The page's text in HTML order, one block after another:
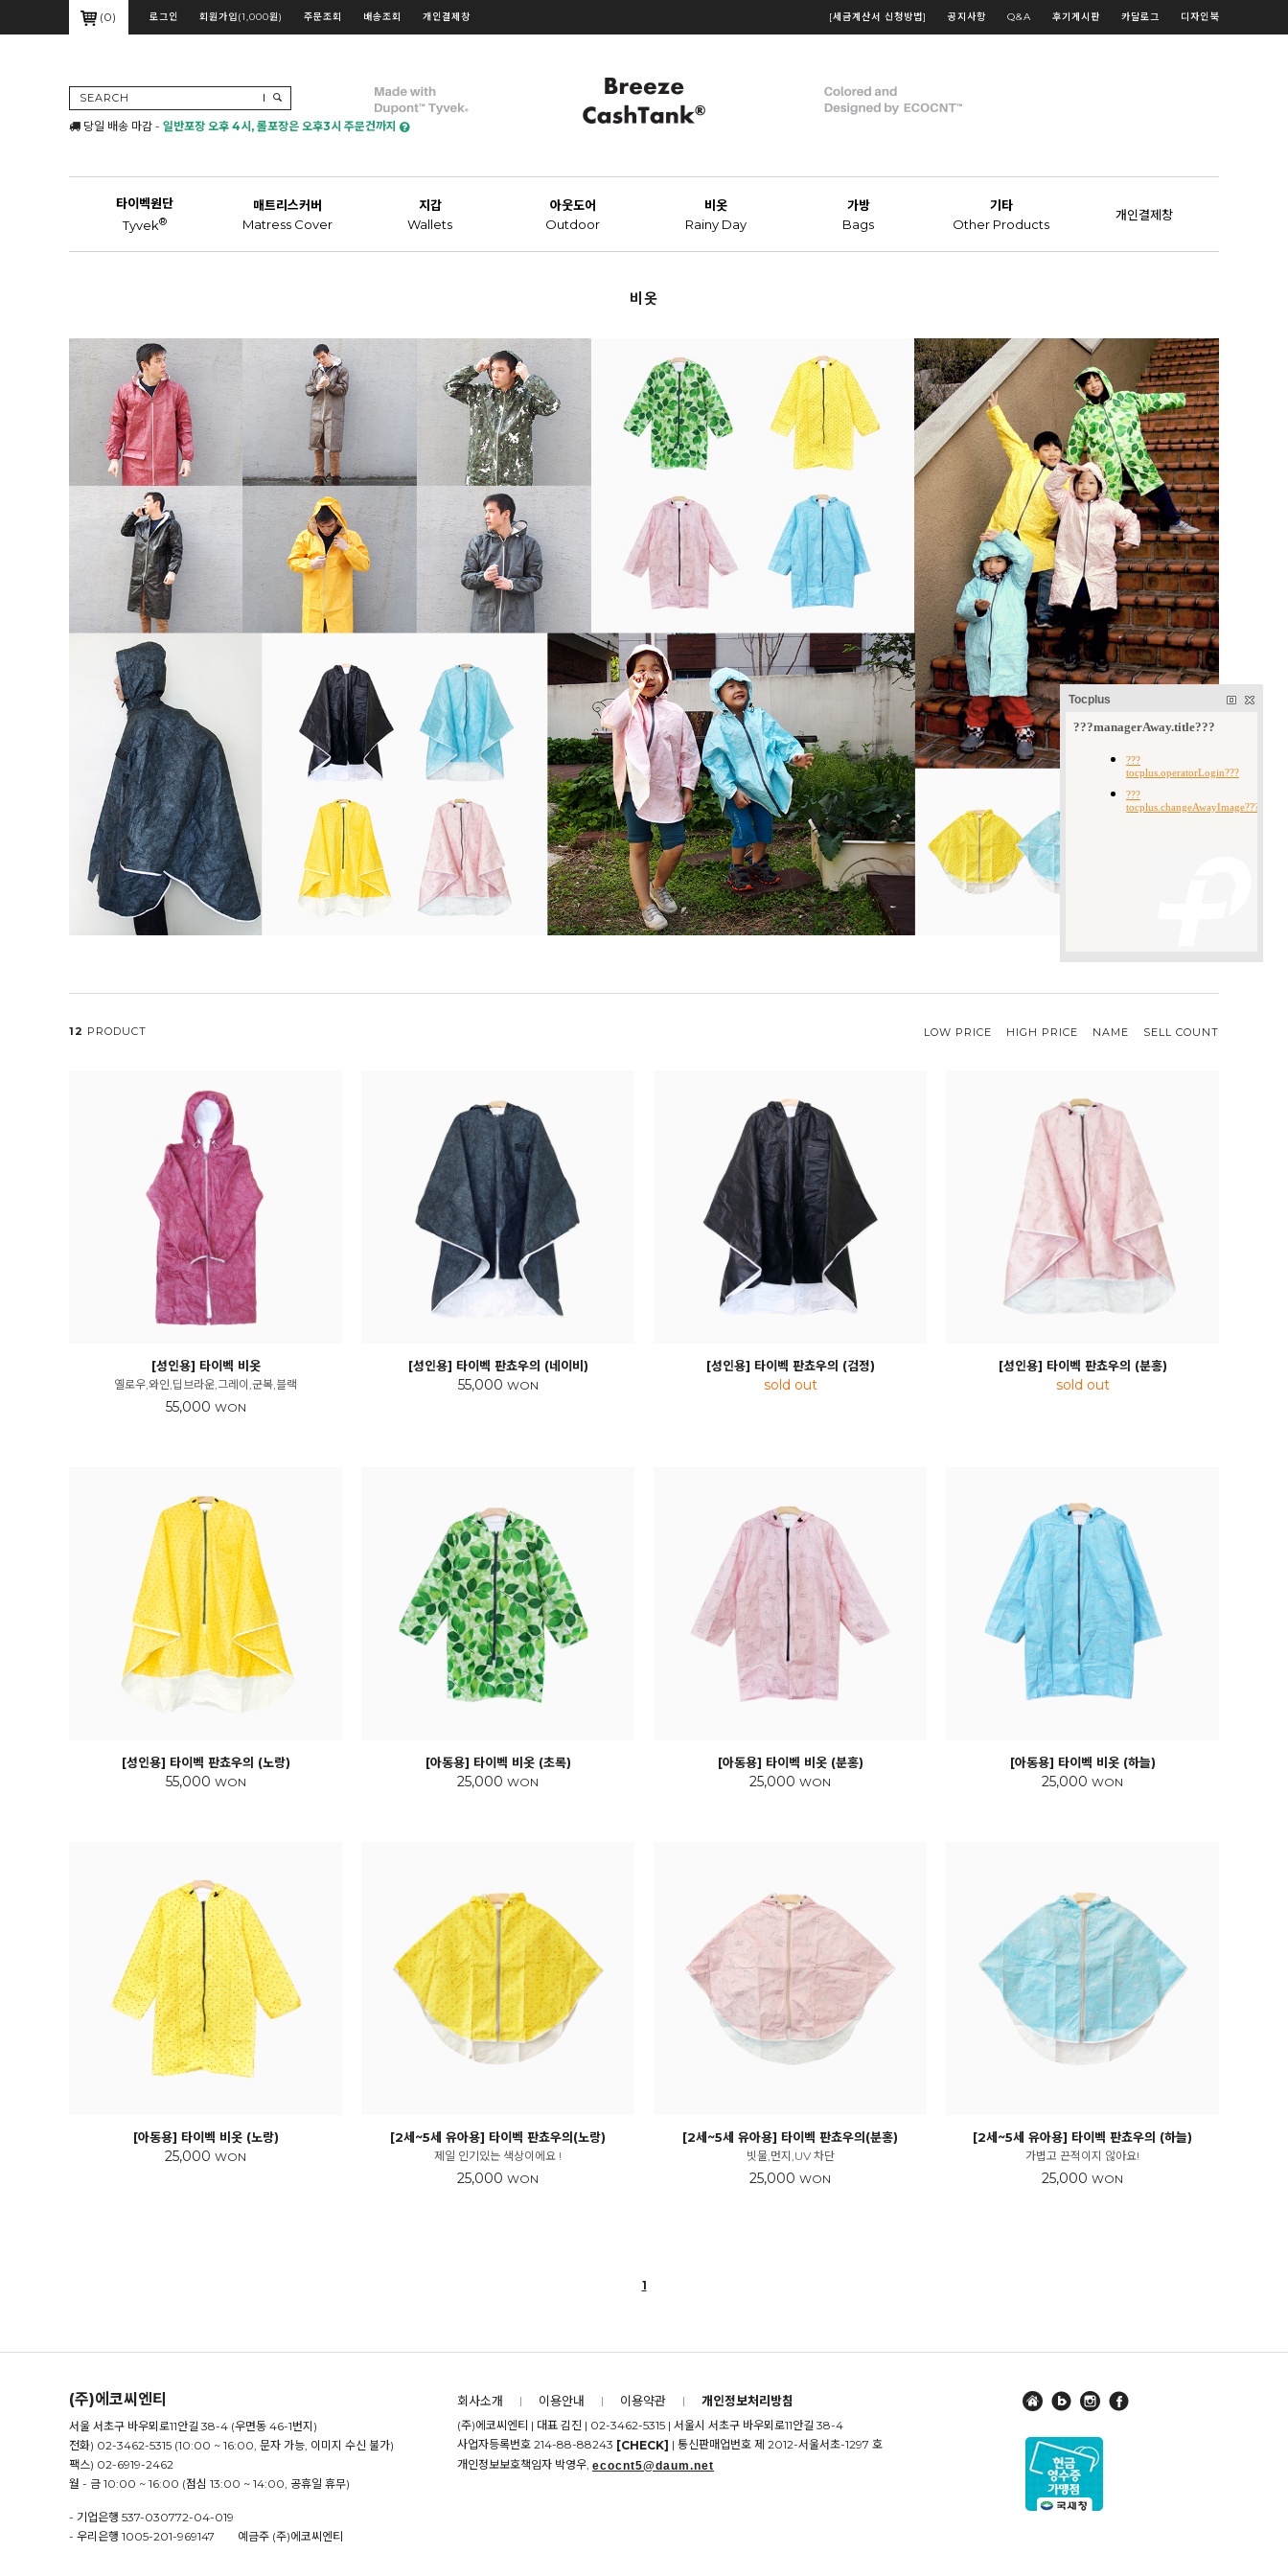
(0) 로그인 회원가입(1,000원) 주문조회 배송조회 개인결제창 [세금계산서 신청방법] 공지사항 Q&A 후기게시판 카달로그 디자인북
SEARCH
당일 배송 마감 - 일반포장 오후 4시, 롤포장은 오후3시 주문건까지
타이벡원단
Tyvek®
매트리스커버
Matress Cover
지갑
Wallets
아웃도어
Outdoor
비옷
Rainy Day
가방
Bags
기타
Other Products
개인결제창
비옷
12 PRODUCT LOW PRICE HIGH PRICE NAME SELL COUNT
[성인용] 타이벡 비옷
옐로우,와인,딥브라운,그레이,군복,블랙
55,000 WON
[성인용] 타이벡 판쵸우의 (네이비)
55,000 WON
[성인용] 타이벡 판쵸우의 (검정)
sold out
[성인용] 타이벡 판쵸우의 (분홍)
sold out
[성인용] 타이벡 판쵸우의 (노랑)
55,000 WON
[아동용] 타이벡 비옷 (초록)
25,000 WON
[아동용] 타이벡 비옷 (분홍)
25,000 WON
[아동용] 타이벡 비옷 (하늘)
25,000 WON
[아동용] 타이벡 비옷 (노랑)
25,000 WON
[2세~5세 유아용] 타이벡 판쵸우의(노랑)
제일 인기있는 색상이에요 !
25,000 WON
[2세~5세 유아용] 타이벡 판쵸우의(분홍)
빗물,먼지,UV 차단
25,000 WON
[2세~5세 유아용] 타이벡 판쵸우의 (하늘)
가볍고 끈적이지 않아요!
25,000 WON
1
(주)에코씨엔티
서울 서초구 바우뫼로11안길 38-4 (우면동 46-1번지)
전화) 02-3462-5315 (10:00 ~ 16:00, 문자 가능, 이미지 수신 불가)
팩스) 02-6919-2462
월 - 금 10:00 ~ 16:00 (점심 13:00 ~ 14:00, 공휴일 휴무)
- 기업은행 537-030772-04-019
- 우리은행 1005-201-969147 예금주 (주)에코씨엔티
회사소개 | 이용안내 | 이용약관 | 개인정보처리방침
(주)에코씨엔티 | 대표 김진 | 02-3462-5315 | 서울시 서초구 바우뫼로11안길 38-4
사업자등록번호 214-88-88243 [CHECK] | 통신판매업번호 제 2012-서울서초-1297 호
개인정보보호책임자 박영우, ecocnt5@daum.net
Tocplus